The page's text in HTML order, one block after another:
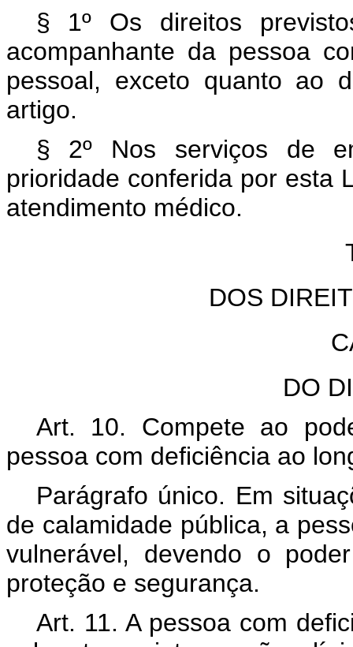
§ 1º Os direitos
acompanhante da pessoa
pessoal, exceto quanto ao
artigo.
§ 2º Nos serviços de
prioridade conferida por esta
atendimento médico.
DOS
DO
Art. 10. Compete ao
pessoa com deficiência ao
Parágrafo único. Em
de calamidade pública, a
vulnerável, devendo o
proteção e segurança.
Art. 11. A pessoa com